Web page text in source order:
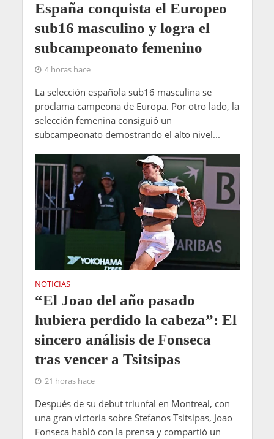
España conquista el Europeo
sub16 masculino y logra el
subcampeonato femenino
4 horas hace
La selección española sub16 masculina se
proclama campeona de Europa. Por otro lado, la
selección femenina consiguió un
subcampeonato demostrando el alto nivel...
NOTICIAS
“El Joao del año pasado
hubiera perdido la cabeza”: El
sincero análisis de Fonseca
tras vencer a Tsitsipas
21 horas hace
Después de su debut triunfal en Montreal, con
una gran victoria sobre Stefanos Tsitsipas, Joao
Fonseca habló con la prensa y compartió un